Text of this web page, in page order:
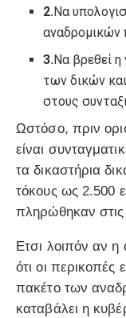
2.Να
αναδρομικών
3.Να βρεθεί η
των δικών
στους
Ωστόσο, πριν
είναι
τα δικαστήρια
τόκους ως 2.500
πληρώθηκαν στις
Ετσι λοιπόν αν
ότι οι περικοπές
πακέτο των
καταβάλει η